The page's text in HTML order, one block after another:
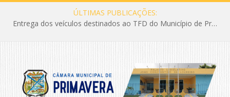
ÚLTIMAS PUBLICAÇÕES:
Entrega dos veículos destinados ao TFD do Município de Primavera